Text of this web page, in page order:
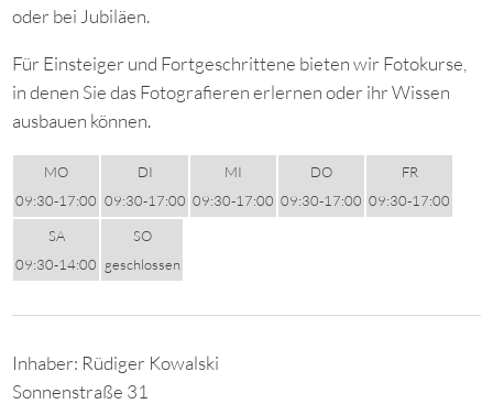
oder bei Jubiläen.
Für Einsteiger und Fortgeschrittene bieten wir Fotokurse,
in denen Sie das Fotografieren erlernen oder ihr Wissen
ausbauen können.
MO
09:30-17:00
DI
09:30-17:00
MI
09:30-17:00
DO
09:30-17:00
FR
09:30-17:00
SA
09:30-14:00
SO
geschlossen
Inhaber: Rüdiger Kowalski
Sonnenstraße 31